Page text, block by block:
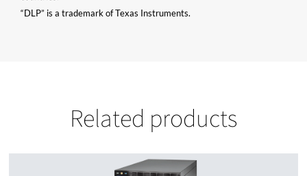
“DLP” is a trademark of Texas Instruments.
Related products